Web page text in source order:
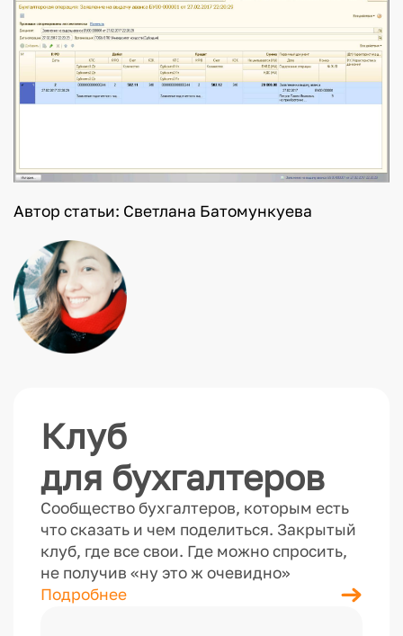
Автор статьи: Светлана Батомункуева
Клуб
для бухгалтеров
Сообщество бухгалтеров, которым есть
что сказать и чем поделиться. Закрытый
клуб, где все свои. Где можно спросить,
не получив «ну это ж очевидно»
Подробнее